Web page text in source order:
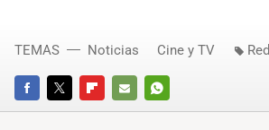
FACEBOOKTWITTERFLIPBOARD
E-
WHATSAPP
TEMAS Noticias Cine y TV